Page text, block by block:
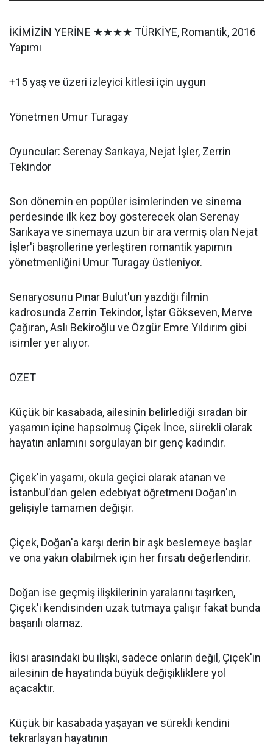
İKİMİZİN YERİNE ★★★★ TÜRKİYE, Romantik, 2016
Yapımı
+15 yaş ve üzeri izleyici kitlesi için uygun
Yönetmen Umur Turagay
Oyuncular: Serenay Sarıkaya, Nejat İşler, Zerrin
Tekindor
Son dönemin en popüler isimlerinden ve sinema
perdesinde ilk kez boy gösterecek olan Serenay
Sarıkaya ve sinemaya uzun bir ara vermiş olan Nejat
İşler'i başrollerine yerleştiren romantik yapımın
yönetmenliğini Umur Turagay üstleniyor.
Senaryosunu Pınar Bulut'un yazdığı filmin
kadrosunda Zerrin Tekindor, İştar Gökseven, Merve
Çağıran, Aslı Bekiroğlu ve Özgür Emre Yıldırım gibi
isimler yer alıyor.
ÖZET
Küçük bir kasabada, ailesinin belirlediği sıradan bir
yaşamın içine hapsolmuş Çiçek İnce, sürekli olarak
hayatın anlamını sorgulayan bir genç kadındır.
Çiçek'in yaşamı, okula geçici olarak atanan ve
İstanbul'dan gelen edebiyat öğretmeni Doğan'ın
gelişiyle tamamen değişir.
Çiçek, Doğan'a karşı derin bir aşk beslemeye başlar
ve ona yakın olabilmek için her fırsatı değerlendirir.
Doğan ise geçmiş ilişkilerinin yaralarını taşırken,
Çiçek'i kendisinden uzak tutmaya çalışır fakat bunda
başarılı olamaz.
İkisi arasındaki bu ilişki, sadece onların değil, Çiçek'in
ailesinin de hayatında büyük değişikliklere yol
açacaktır.
Küçük bir kasabada yaşayan ve sürekli kendini
tekrarlayan hayatının